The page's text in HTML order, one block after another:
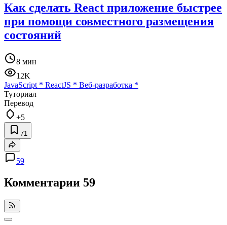
Как сделать React приложение быстрее
при помощи совместного размещения
состояний
8 мин
12K
JavaScript * ReactJS * Веб-разработка *
Туториал
Перевод
+5
71
59
Комментарии 59